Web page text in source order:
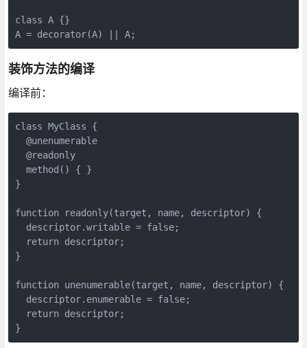
class A {}
A = decorator(A) || A;
装饰方法的编译
编译前：
class MyClass {
  @unenumerable
  @readonly
  method() { }
}
function readonly(target, name, descriptor) {
  descriptor.writable = false;
  return descriptor;
}
function unenumerable(target, name, descriptor) {
  descriptor.enumerable = false;
  return descriptor;
}